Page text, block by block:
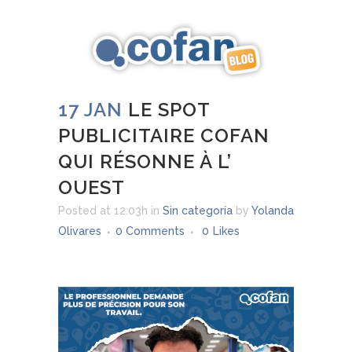
17 JAN LE SPOT
PUBLICITAIRE COFAN
QUI RÉSONNE À L’
OUEST
Posted at 12:03h in Sin categoría by Yolanda
Olivares
0 Comments 0 Likes